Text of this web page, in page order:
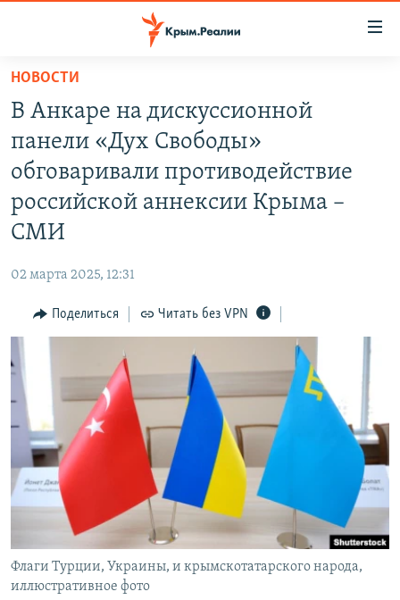
Вернуться
основному
содержанию
Вернутся
главной
навигации
СПЕЦПРОЕКТЫ
ГРУЗ 200
КАРТА ВОЕННЫХ ОБЪЕКТОВ КРЫМА
11 ЛЕТ ОККУПАЦИИ КРЫМА. 11 ИСТОРИЙ СОПРОТИВЛЕНИЯ
ВОДА
ИСТОРИЯ
ЕЩЕ
ТЕЛЕПРОЕКТ КРЫМ.РЕАЛИИ
СОВЕТЫ ПРАВОЗАЩИТНИКОВ
ПРОПАВШИЕ БЕЗ ВЕСТИ
ПОБЕДИТЕЛЕЙ НЕ СУДЯТ?
КРЫМ.НЕПОКОРЕННЫЙ
ELIFBE
УКРАИНСКАЯ ПРОБЛЕМА КРЫМА
КАК ОБОЙТИ БЛОКИРОВКУ
Українською
ПРИСОЕДИНЯЙТЕСЬ!
Все сайты RFE/RL
НОВОСТИ
В Анкаре на дискуссионной
панели «Дух Свободы»
обговаривали противодействие
российской аннексии Крыма –
СМИ
02 марта 2025, 12:31
Поделиться Читать без VPN
Флаги Турции, Украины, и крымскотатарского народа,
иллюстративное фото